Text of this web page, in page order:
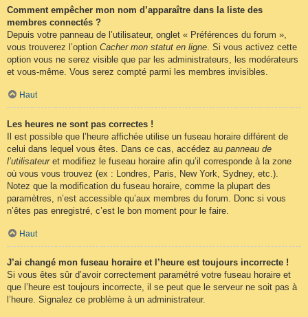
Comment empêcher mon nom d’apparaître dans la liste des
membres connectés ?
Depuis votre panneau de l’utilisateur, onglet « Préférences du forum »,
vous trouverez l’option Cacher mon statut en ligne . Si vous activez cette
option vous ne serez visible que par les administrateurs, les modérateurs
et vous-même. Vous serez compté parmi les membres invisibles.
Haut
Les heures ne sont pas correctes !
Il est possible que l’heure affichée utilise un fuseau horaire différent de
celui dans lequel vous êtes. Dans ce cas, accédez au panneau de
l’utilisateuret modifiez le fuseau horaire afin qu’il corresponde à la zone
où vous vous trouvez (ex : Londres, Paris, New York, Sydney, etc.).
Notez que la modification du fuseau horaire, comme la plupart des
paramètres, n’est accessible qu’aux membres du forum. Donc si vous
n’êtes pas enregistré, c’est le bon moment pour le faire.
Haut
J’ai changé mon fuseau horaire et l’heure est toujours incorrecte !
Si vous êtes sûr d’avoir correctement paramétré votre fuseau horaire et
que l’heure est toujours incorrecte, il se peut que le serveur ne soit pas à
l’heure. Signalez ce problème à un administrateur.